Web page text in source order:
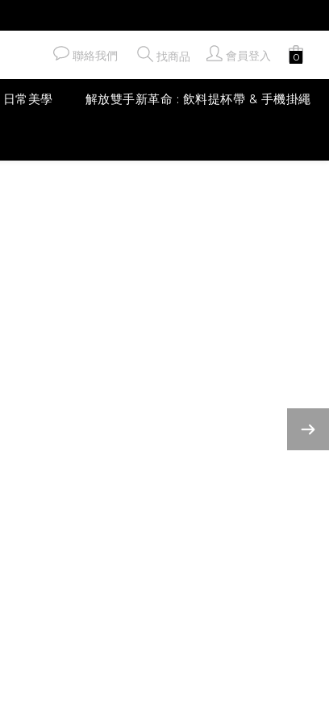
聯絡我們 找商品 會員登入
常美學 解放雙手新革命 : 飲料提杯帶 & 手機掛繩